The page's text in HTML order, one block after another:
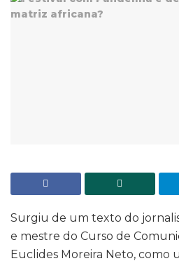
Surgiu de um texto do
e mestre do Curso de
Euclides Moreira Neto, como